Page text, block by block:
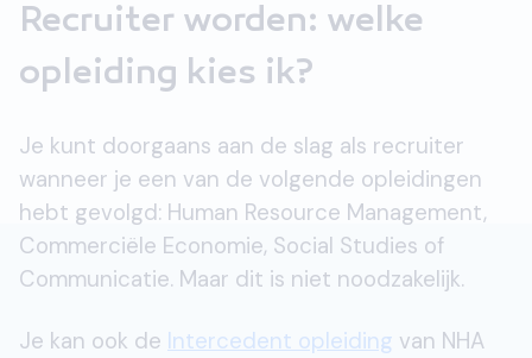
Recruiter worden: welke
opleiding kies ik?
Je kunt doorgaans aan de slag als recruiter
wanneer je een van de volgende opleidingen
hebt gevolgd: Human Resource Management,
Commerciële Economie, Social Studies of
Communicatie. Maar dit is niet noodzakelijk.
Je kan ook de Intercedent opleiding van NHA